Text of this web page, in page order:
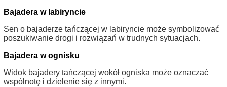
Bajadera w labiryncie
Sen o bajaderze tańczącej w labiryncie może symbolizować
poszukiwanie drogi i rozwiązań w trudnych sytuacjach.
Bajadera w ognisku
Widok bajadery tańczącej wokół ogniska może oznaczać
wspólnotę i dzielenie się z innymi.